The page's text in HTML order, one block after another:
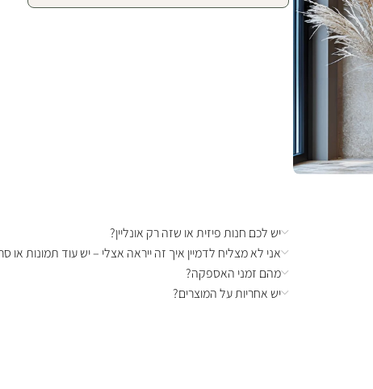
יש לכם חנות פיזית או שזה רק אונליין?
אני לא מצליח לדמיין איך זה ייראה אצלי – יש עוד תמונות או
מהם זמני האספקה?
יש אחריות על המוצרים?